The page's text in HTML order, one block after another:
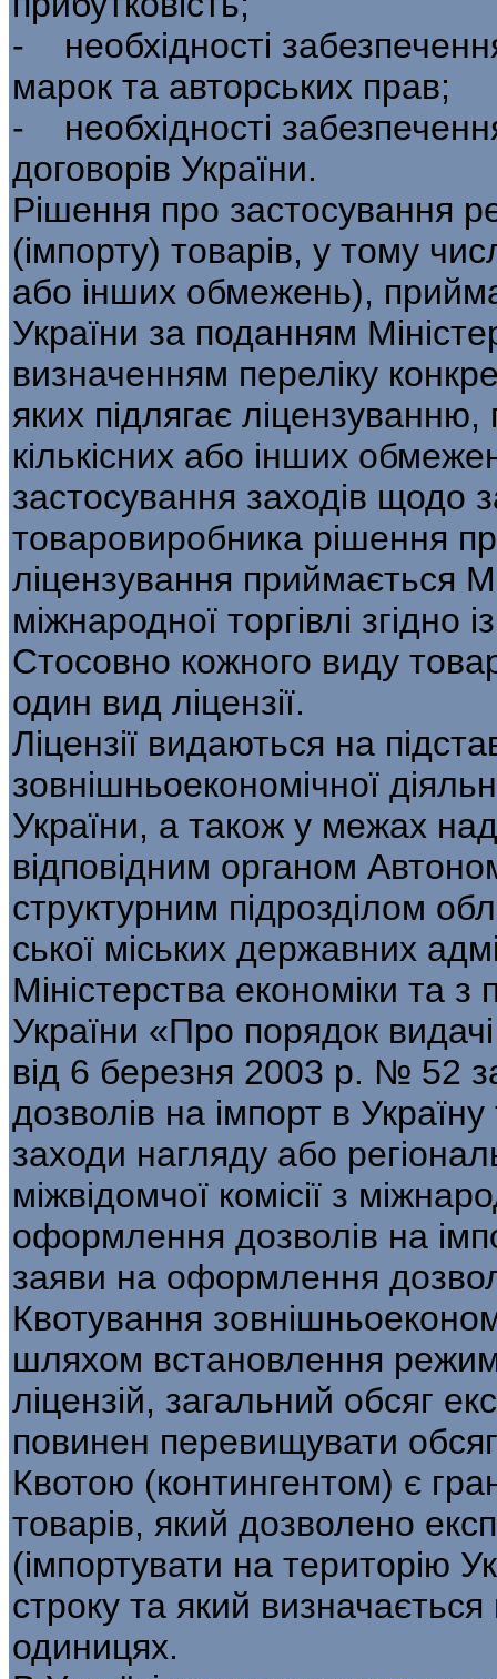
- необхідності
марок та авторських прав;
- необхідності
договорів України.
Рішення про застосування
(імпорту) товарів, у тому
або інших обме­жень),
України за поданням
визначенням переліку
яких підлягає ліцензуванню,
кількісних або інших
засто­сування заходів щодо
товаровиробника рішення
ліцензування приймається
міжнародної торгівлі згідно
Стосовно кожного виду
один вид ліцензії.
Ліцензії видаються на
зовнішньоекономіч­ної
України, а також у межах
відповідним органом
структурним підрозділом
ської міських державних
Міністерства еконо­міки та з
України «Про порядок
від 6 березня 2003 р. № 52
дозволів на імпорт в
заходи нагляду або
міжвідомчої комісії з
оформлення дозволів на
заяви на оформлення
Квотування
шляхом встановлення
ліцензій, загальний обсяг
повинен перевищувати
Квотою (контингентом) є
товарів, який дозволено
(імпортувати на тери­торію
строку та який
одиницях.